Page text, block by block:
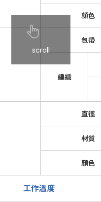
scroll
顏色
包帶
編織
直徑
材質
顏色
工作溫度